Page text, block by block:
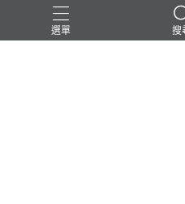
選單 搜